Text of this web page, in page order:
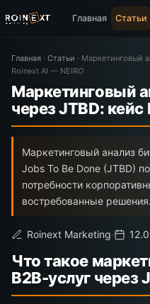
Главная Статьи
Главная · Статьи · Маркетинговый
Roinext AI — NEIRO
Маркетинговый
через JTBD: кейс
Маркетинговый анализ
Jobs To Be Done (JTBD)
потребности
востребованные решения.
Roinext Marketing·
Что такое
B2B-услуг через